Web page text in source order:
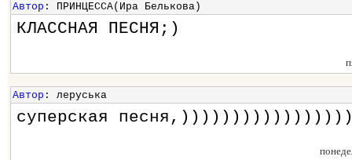
Автор : ПРИНЦЕССА(Ира Белькова)
КЛАССНАЯ ПЕСНЯ;)
Автор : леруська
суперская